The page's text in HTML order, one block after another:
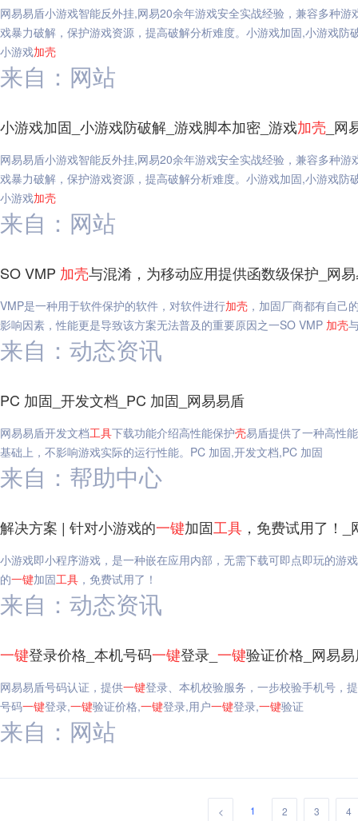
网易易盾小游戏智能反外挂,网易20余年游戏安全实战经验，兼容多种
戏暴力破解，保护游戏资源，提高破解分析难度。小游戏加固,小游戏防
小游戏加壳
来自：网站
小游戏加固_小游戏防破解_游戏脚本加密_游戏加壳 _
网易易盾小游戏智能反外挂,网易20余年游戏安全实战经验，兼容多种
戏暴力破解，保护游戏资源，提高破解分析难度。小游戏加固,小游戏防
小游戏加壳
来自：网站
SO VMP 加壳与混淆，为移动应用提供函数级保护_网
VMP是一种用于软件保护的软件，对软件进行加壳 ，加固厂商都有自己
影响因素，性能更是导致该方案无法普及的重要原因之一SO VMP 加壳
来自：动态资讯
PC 加固_开发文档_PC 加固_网易易盾
网易易盾开发文档工具下载功能介绍高性能保护壳易盾提供了一种高性
基础上，不影响游戏实际的运行性能。PC 加固,开发文档,PC 加固
来自：帮助中心
解决方案 | 针对小游戏的一键加固工具 ，免费试用了！_
小游戏即小程序游戏，是一种嵌在应用内部，无需下载可即点即玩的游
的一键加固工具 ，免费试用了！
来自：动态资讯
一键登录价格_本机号码一键登录_ 一键验证价格_网易
网易易盾号码认证，提供一键登录、本机校验服务，一步校验手机号，
号码一键登录,一键验证价格,一键登录,用户一键登录,一键验证
来自：网站
< 1 2 3 4